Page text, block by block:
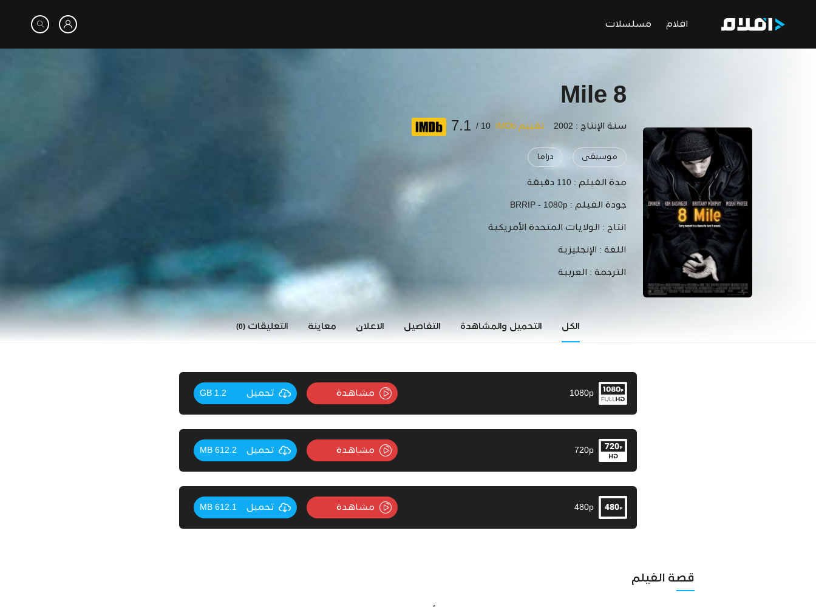
افلام مسلسلات
8 Mile
سنة الإنتاج : 2002 تقييم IMDb 10 /
7.1
موسيقى دراما
مدة الفيلم : 110 دقيقة
جودة الفيلم : BRRIP - 1080p
انتاج : الولايات المتحدة الأمريكية
اللغة : الإنجليزية
الترجمة : العربية
الكل التحميل والمشاهدة التفاصيل الاعلان معاينة التعليقات (0)
1080p مشاهدة تحميل 1.2 GB
720p مشاهدة تحميل 612.2 MB
480p مشاهدة تحميل 612.1 MB
قصة الفيلم